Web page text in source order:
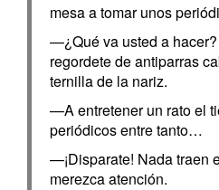
mesa a tomar unos
—¿Qué va usted a
regordete de antiparras
ternilla de la nariz.
—A entretener un rato el
periódicos entre tanto…
—¡Disparate! Nada traen
merezca atención.